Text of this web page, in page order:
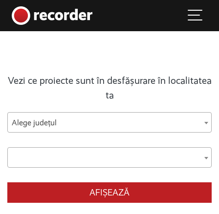
Main Navigation
Vezi ce proiecte sunt în desfășurare în localitatea
ta
Alege județul
AFIȘEAZĂ